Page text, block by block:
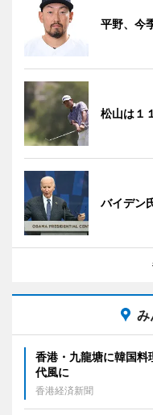
平野、今
松山は１
バイデン
み
香港・九龍塘に韓国
代風に
香港経済新聞